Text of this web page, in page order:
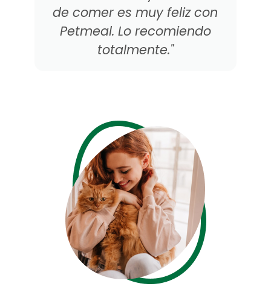
felicidad para nuestra
pequeña consentida.
¡Gracias Petmeal por